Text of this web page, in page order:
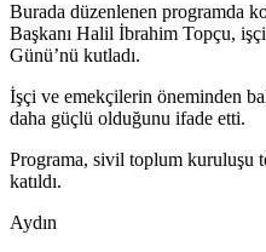
Burada düzenlenen programda
Başkanı Halil İbrahim Topçu,
Günü’nü kutladı.
İşçi ve emekçilerin öneminden
daha güçlü olduğunu ifade etti.
Programa, sivil toplum kuruluşu
katıldı.
Aydın